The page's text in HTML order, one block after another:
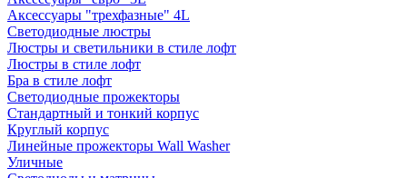
Аксессуары "трехфазные" 4L
Светодиодные люстры
Люстры и светильники в стиле лофт
Люстры в стиле лофт
Бра в стиле лофт
Светодиодные прожекторы
Стандартный и тонкий корпус
Круглый корпус
Линейные прожекторы Wall Washer
Уличные